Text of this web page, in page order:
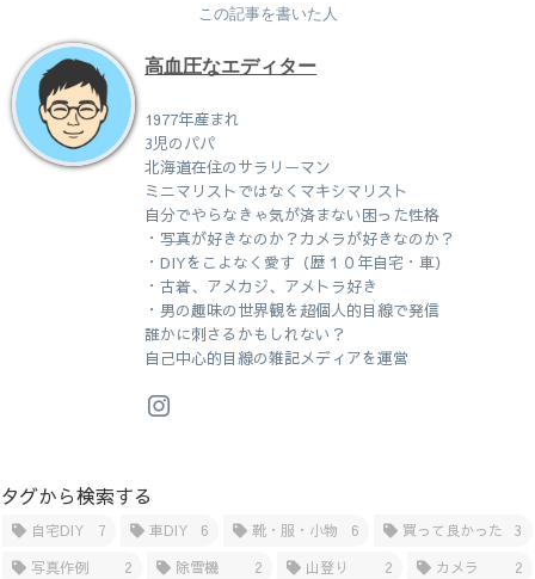
この記事を書いた人
高血圧なエディター
1977年産まれ
3児のパパ
北海道在住のサラリーマン
ミニマリストではなくマキシマリスト
自分でやらなきゃ気が済まない困った性格
・写真が好きなのか？カメラが好きなのか？
・DIYをこよなく愛す（歴１０年自宅・車）
・古着、アメカジ、アメトラ好き
・男の趣味の世界観を超個人的目線で発信
誰かに刺さるかもしれない？
自己中心的目線の雑記メディアを運営
タグから検索する
自宅DIY 7 車DIY 6 靴・服・小物 6 買って良かった
3
写真作例
2 除雪機 2 山登り 2 カメラ
2